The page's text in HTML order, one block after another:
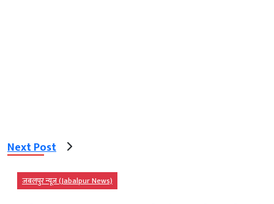
Next Post
जबलपुर न्यूज़ (Jabalpur News)